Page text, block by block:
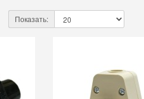
Показать: